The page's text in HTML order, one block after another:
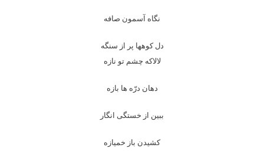
نگاه آسمون صافه
دل کوهها پر از سنگه
لالاکه چشم تو نازه
دهان درّه ها بازه
ببین از خستگی انگار
کشیدن باز خمیازه